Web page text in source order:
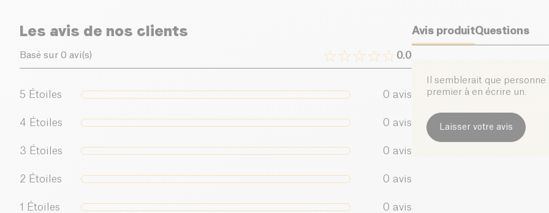
Les avis de nos clients
Basé sur 0 avi(s) 0.0
5 Étoiles 0 avis
4 Étoiles 0 avis
3 Étoiles 0 avis
2 Étoiles 0 avis
1 Étoiles 0 avis
Avis produitQuestions
Il semblerait que
premier à en écrire un.
Laisser votre avis